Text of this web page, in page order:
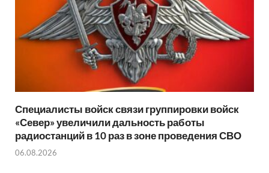
Специалисты войск связи группировки войск
«Север» увеличили дальность работы
радиостанций в 10 раз в зоне проведения СВО
06.08.2026